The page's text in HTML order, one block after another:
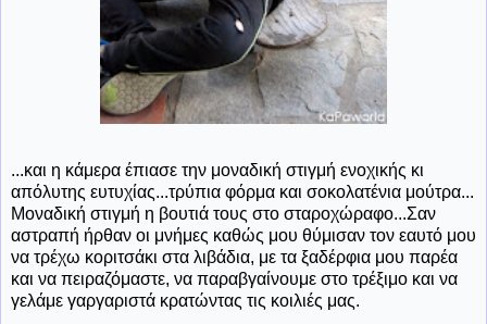
...και η κάμερα έπιασε την μοναδική στιγμή ενοχικής κι
απόλυτης ευτυχίας...τρύπια φόρμα και σοκολατένια μούτρα...
Μοναδική στιγμή η βουτιά τους στο σταροχώραφο...Σαν
αστραπή ήρθαν οι μνήμες καθώς μου θύμισαν τον εαυτό μου
να τρέχω κοριτσάκι στα λιβάδια, με τα ξαδέρφια μου παρέα
και να πειραζόμαστε, να παραβγαίνουμε στο τρέξιμο και να
γελάμε γαργαριστά κρατώντας τις κοιλιές μας.